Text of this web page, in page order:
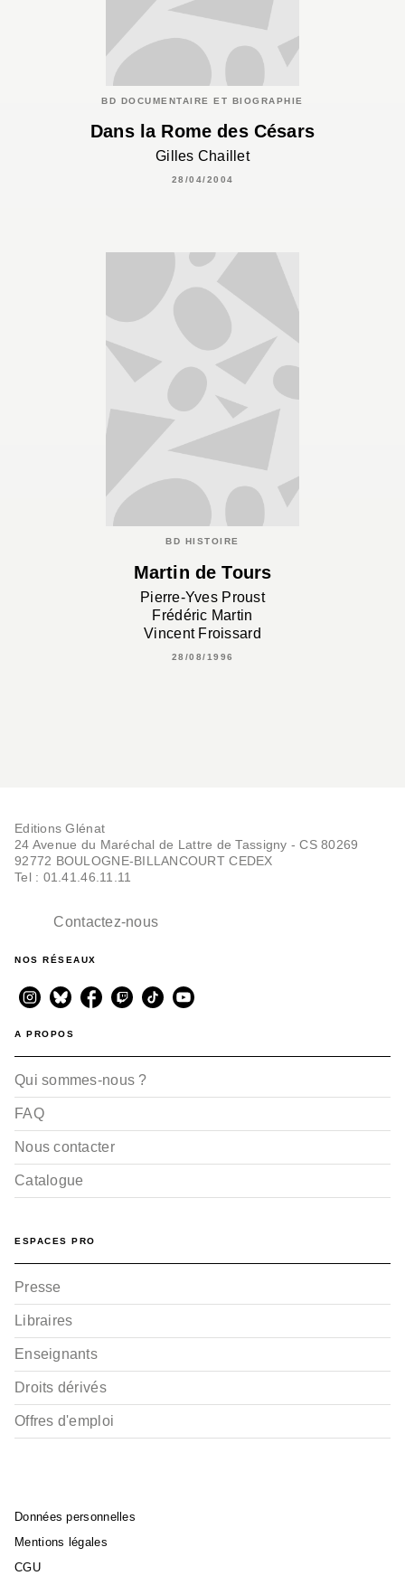
BD DOCUMENTAIRE ET BIOGRAPHIE
Dans la Rome des Césars
Gilles Chaillet
28/04/2004
BD HISTOIRE
Martin de Tours
Pierre-Yves Proust
Frédéric Martin
Vincent Froissard
28/08/1996
Editions Glénat
24 Avenue du Maréchal de Lattre de Tassigny - CS 80269
92772 BOULOGNE-BILLANCOURT CEDEX
Tel : 01.41.46.11.11
Contactez-nous
NOS RÉSEAUX
A PROPOS
Qui sommes-nous ?
FAQ
Nous contacter
Catalogue
ESPACES PRO
Presse
Libraires
Enseignants
Droits dérivés
Offres d'emploi
Données personnelles
Mentions légales
CGU